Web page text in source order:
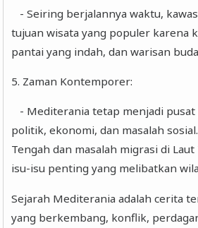
- Seiring berjalannya waktu,
tujuan wisata yang populer karena
pantai yang indah, dan warisan
5. Zaman Kontemporer:
- Mediterania tetap menjadi
politik, ekonomi, dan masalah
Tengah dan masalah migrasi di
isu-isu penting yang melibatkan
Sejarah Mediterania adalah cerita
yang berkembang, konflik,